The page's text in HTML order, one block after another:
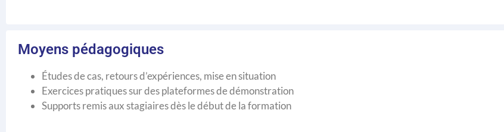
Moyens pédagogiques
Études de cas, retours d’expériences, mise en situation
Exercices pratiques sur des plateformes de démonstration
Supports remis aux stagiaires dès le début de la formation